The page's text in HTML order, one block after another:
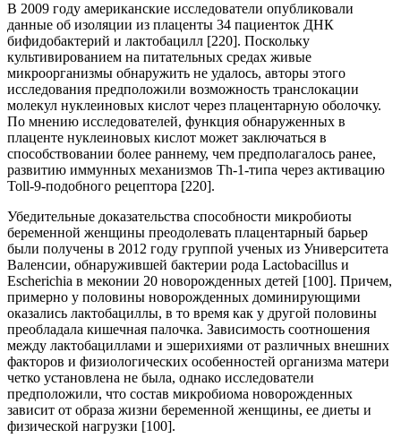
В 2009 году американские исследователи опубликовали
данные об изоляции из плаценты 34 пациенток ДНК
бифидобактерий и лактобацилл [220]. Поскольку
культивированием на питательных средах живые
микроорганизмы обнаружить не удалось, авторы этого
исследования предположили возможность транслокации
молекул нуклеиновых кислот через плацентарную оболочку.
По мнению исследователей, функция обнаруженных в
плаценте нуклеиновых кислот может заключаться в
способствовании более раннему, чем предполагалось ранее,
развитию иммунных механизмов Th-1-типа через активацию
Toll-9-подобного рецептора [220].
Убедительные доказательства способности микробиоты
беременной женщины преодолевать плацентарный барьер
были получены в 2012 году группой ученых из Университета
Валенсии, обнаружившей бактерии рода Lactobacillus и
Escherichia в меконии 20 новорожденных детей [100]. Причем,
примерно у половины новорожденных доминирующими
оказались лактобациллы, в то время как у другой половины
преобладала кишечная палочка. Зависимость соотношения
между лактобациллами и эшерихиями от различных внешних
факторов и физиологических особенностей организма матери
четко установлена не была, однако исследователи
предположили, что состав микробиома новорожденных
зависит от образа жизни беременной женщины, ее диеты и
физической нагрузки [100].